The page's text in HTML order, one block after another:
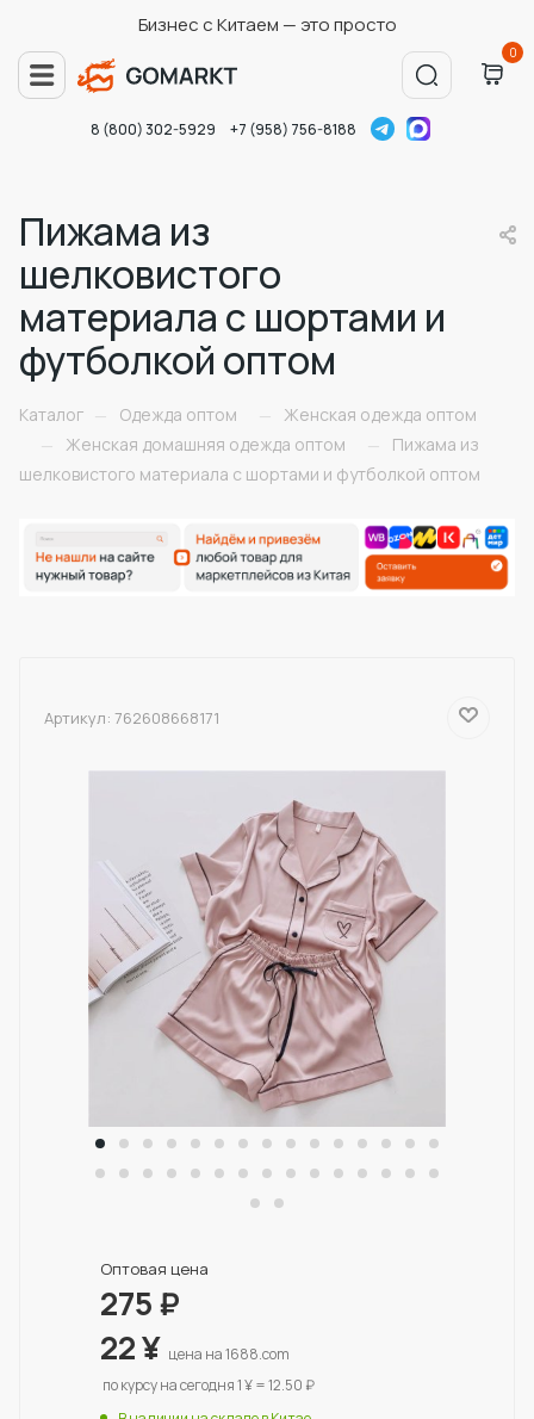
Бизнес с Китаем — это просто
0
8 (800) 302-5929 +7 (958) 756-8188
Пижама из
шелковистого
материала с шортами и
футболкой оптом
Каталог — Одежда оптом —
Женская одежда оптом
—
Женская домашняя одежда оптом —
Пижама из
шелковистого материала с шортами и футболкой оптом
Артикул: 762608668171
Оптовая цена
275₽
22¥ цена на 1688.com
по курсу на сегодня 1 ¥ = 12.50 ₽